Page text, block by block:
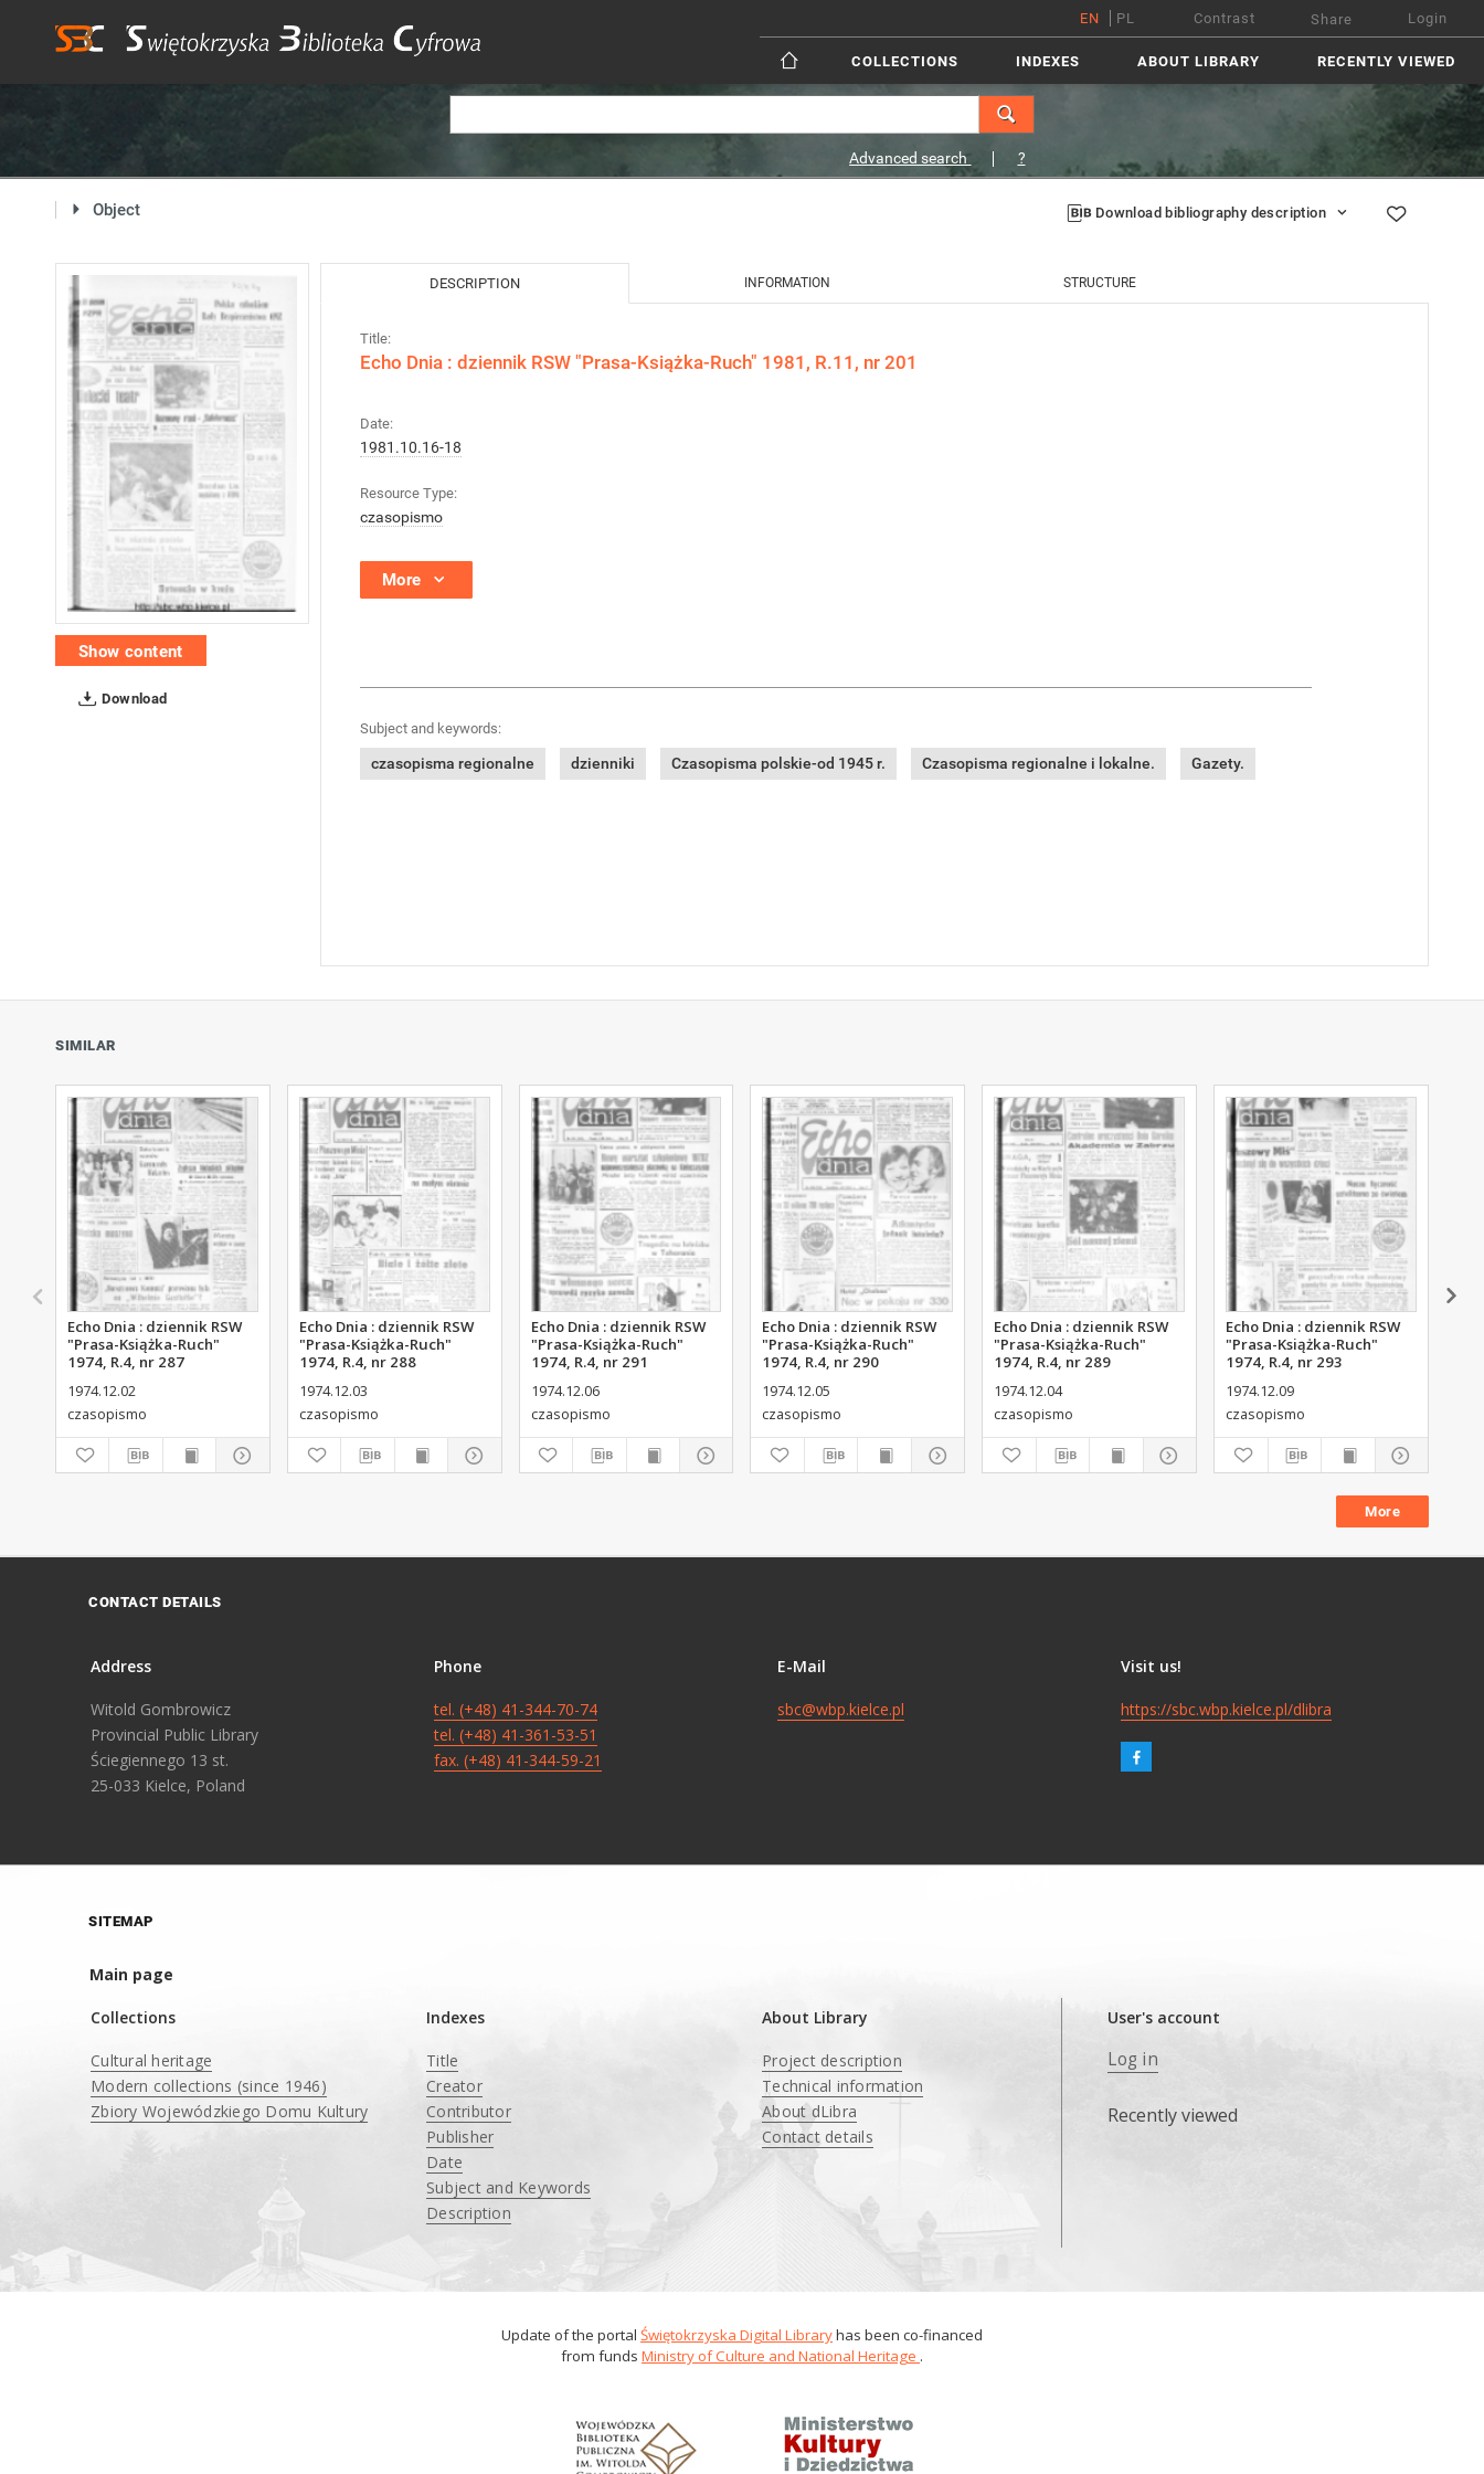
EN PL Contrast Share Login
COLLECTIONS INDEXES ABOUT LIBRARY RECENTLY VIEWED
Advanced search ?
Object Download bibliography description
Show content
Download
DESCRIPTION INFORMATION STRUCTURE
Title:
Echo Dnia : dziennik RSW "Prasa-Książka-Ruch" 1981, R.11, nr 201
Date:
1981.10.16-18
Resource Type:
czasopismo
More
Subject and keywords:
czasopisma regionalne dzienniki Czasopisma polskie-od 1945 r. Czasopisma regionalne i lokalne. Gazety.
SIMILAR
Echo Dnia : dziennik RSW
"Prasa-Książka-Ruch"
1974, R.4, nr 287
1974.12.02
czasopismo
Echo Dnia : dziennik RSW
"Prasa-Książka-Ruch"
1974, R.4, nr 288
1974.12.03
czasopismo
Echo Dnia : dziennik RSW
"Prasa-Książka-Ruch"
1974, R.4, nr 291
1974.12.06
czasopismo
Echo Dnia : dziennik RSW
"Prasa-Książka-Ruch"
1974, R.4, nr 290
1974.12.05
czasopismo
Echo Dnia : dziennik RSW
"Prasa-Książka-Ruch"
1974, R.4, nr 289
1974.12.04
czasopismo
Echo Dnia : dziennik RSW
"Prasa-Książka-Ruch"
1974, R.4, nr 293
1974.12.09
czasopismo
More
CONTACT DETAILS
Address
Witold Gombrowicz
Provincial Public Library
Ściegiennego 13 st.
25-033 Kielce, Poland
Phone
tel. (+48) 41-344-70-74
tel. (+48) 41-361-53-51
fax. (+48) 41-344-59-21
E-Mail
sbc@wbp.kielce.pl
Visit us!
https://sbc.wbp.kielce.pl/dlibra
SITEMAP
Main page
Collections
Cultural heritage
Modern collections (since 1946)
Zbiory Wojewódzkiego Domu Kultury
Indexes
Title
Creator
Contributor
Publisher
Date
Subject and Keywords
Description
About Library
Project description
Technical information
About dLibra
Contact details
User's account
Log in
Recently viewed
Update of the portal Świętokrzyska Digital Libraryhas been co-financed
from funds Ministry of Culture and National Heritage .